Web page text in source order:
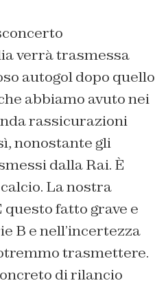
verrà trasmessa
autogol dopo quello
abbiamo avuto nei
rassicurazioni
nonostante gli
dalla Rai. È
La nostra
fatto grave e
B e nell’incertezza
trasmettere.
di rilancio